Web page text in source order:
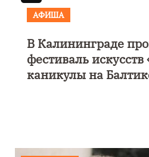
АФИША
В Калининграде
фестиваль
каникулы на